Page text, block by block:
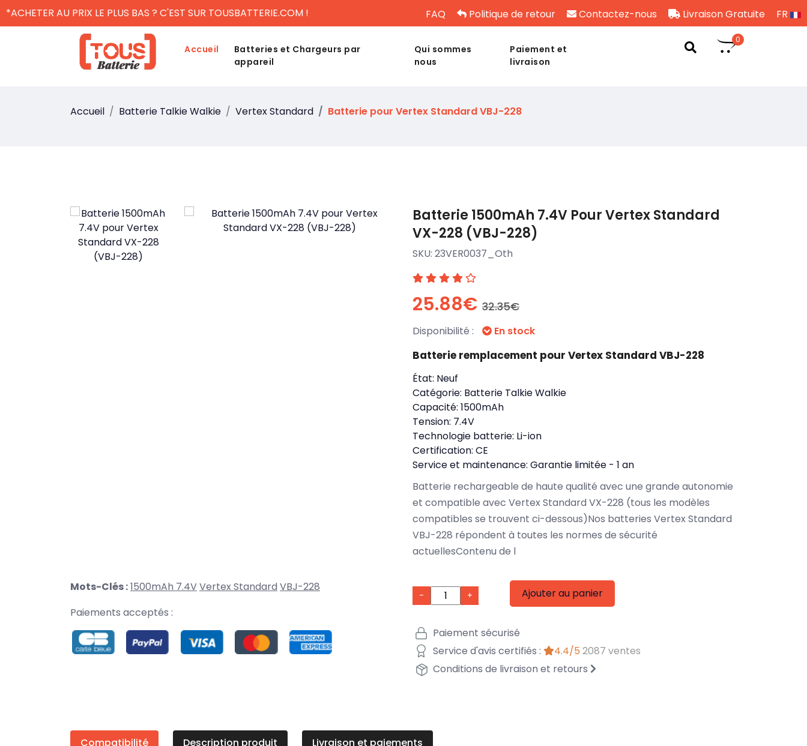
*ACHETER AU PRIX LE PLUS BAS ? C'EST SUR TOUSBATTERIE.COM ! FAQ Politique de retour Contactez-nous Livraison Gratuite FR
Accueil
Batteries et Chargeurs par
appareil
Qui sommes
nous
Paiement et
livraison
0
Accueil Batterie Talkie Walkie Vertex Standard Batterie pour Vertex Standard VBJ-228
Mots-Clés :1500mAh 7.4VVertex Standard VBJ-228
Paiements acceptés :
Batterie 1500mAh 7.4V Pour Vertex Standard
VX-228 (VBJ-228)
SKU: 23VER0037_Oth
25.88€ 32.35€
Disponibilité : En stock
Batterie remplacement pour Vertex Standard VBJ-228
État: Neuf
Catégorie: Batterie Talkie Walkie
Capacité: 1500mAh
Tension: 7.4V
Technologie batterie: Li-ion
Certification: CE
Service et maintenance: Garantie limitée - 1 an
Batterie rechargeable de haute qualité avec une grande autonomie
et compatible avec Vertex Standard VX-228 (tous les modèles
compatibles se trouvent ci-dessous)Nos batteries Vertex Standard
VBJ-228 répondent à toutes les normes de sécurité
actuellesContenu de l
- + Ajouter au panier
Paiement sécurisé
Service d'avis certifiés :
4.4/5 2087 ventes
Conditions de livraison et retours
Compatibilité Description produit Livraison et paiements